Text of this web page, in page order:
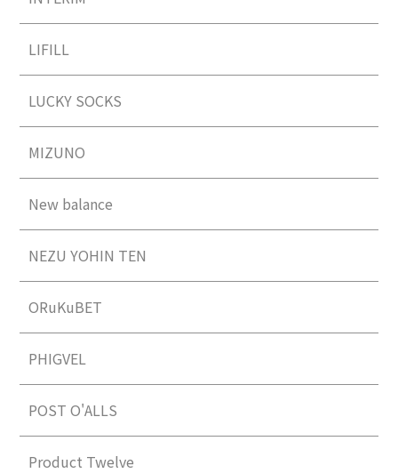
LIFILL
LUCKY SOCKS
MIZUNO
New balance
NEZU YOHIN TEN
ORuKuBET
PHIGVEL
POST O'ALLS
Product Twelve